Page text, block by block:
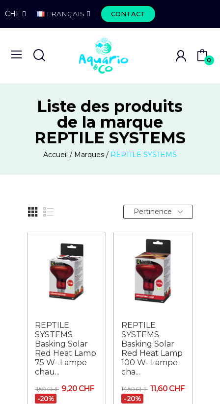
CHF FRANÇAIS CONTACT
0
Liste des produits
de la marque
REPTILE SYSTEMS
Accueil Marques REPTILE SYSTEMS
Pertinence
REPTILE
SYSTEMS
Basking Solar
Red Heat Lamp
75 W- Lampe
chau...
11,50 CHF 9,20 CHF
-20%
REPTILE
SYSTEMS
Basking Solar
Red Heat Lamp
100 W- Lampe
cha...
14,50 CHF 11,60 CHF
-20%